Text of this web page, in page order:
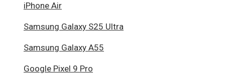
iPhone Air
Samsung Galaxy S25 Ultra
Samsung Galaxy A55
Google Pixel 9 Pro